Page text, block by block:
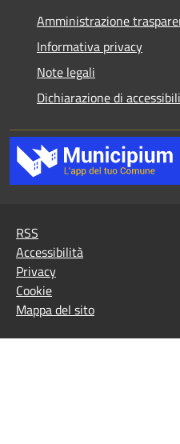
Amministrazione
Informativa privacy
Note legali
Dichiarazione di
RSS
Accessibilità
Privacy
Cookie
Mappa del sito